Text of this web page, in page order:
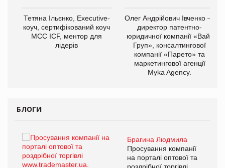
Тетяна Ільєнко, Executive-
коуч, сертифікований коуч
МСС ICF, ментор для
лідерів
Олег Андрійович Івченко —
директор патентно-
юридичної компанії «Вайз
Груп», консалтингової
компанії «Парето» та
маркетингової агенції
Myka Agency.
БЛОГИ
Брагина Людмила
Просування компанії
на порталі оптової та